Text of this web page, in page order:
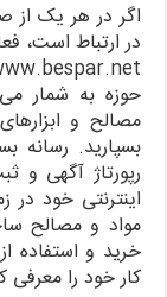
اگر در هر یک از
در ارتباط است،
حوزه به شمار
مصالح و
بسپارید. رسانه
رپورتاژ آگهی و
اینترنتی خود
مواد و مصالح
خرید و استفاده
کار خود را